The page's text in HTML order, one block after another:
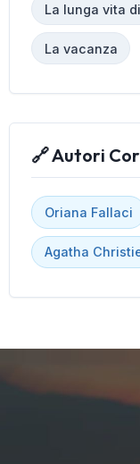
La lunga vita
La vacanza
🔗 Autori
Oriana Fallaci
Agatha